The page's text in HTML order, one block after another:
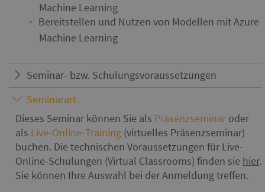
Machine Learning
Bereitstellen und Nutzen von Modellen mit Azure
Machine Learning
Seminar- bzw. Schulungsvoraussetzungen
Seminarart
Dieses Seminar können Sie als Präsenzseminar oder
als Live-Online-Training (virtuelles Präsenzseminar)
buchen. Die technischen Voraussetzungen für Live-
Online-Schulungen (Virtual Classrooms) finden sie hier.
Sie können Ihre Auswahl bei der Anmeldung treffen.